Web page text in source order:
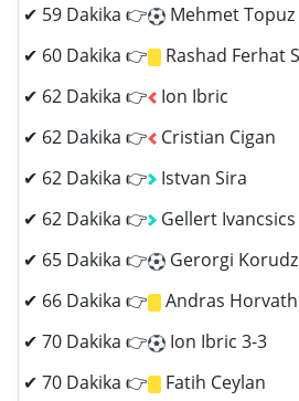
✔ 59 Dakika 👉
Mehmet Topuz
✔ 60 Dakika 👉
Rashad Ferhat
✔ 62 Dakika 👉
Ion Ibric
✔ 62 Dakika 👉
Cristian Cigan
✔ 62 Dakika 👉 Istvan Sira
✔ 62 Dakika 👉 Gellert Ivancsics
✔ 65 Dakika 👉
Gerorgi
✔ 66 Dakika 👉
Andras Horvath
✔ 70 Dakika 👉
Ion Ibric 3-3
✔ 70 Dakika 👉
Fatih Ceylan